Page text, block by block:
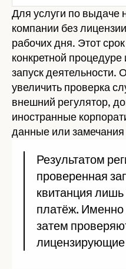
Для услуги по выдаче
компании без
рабочих дня. Этот
конкретной
запуск деятельности.
увеличить проверка
внешний регулятор,
иностранные
данные или
Результатом
проверенная
квитанция
платёж. Именно
затем
лицензирующие